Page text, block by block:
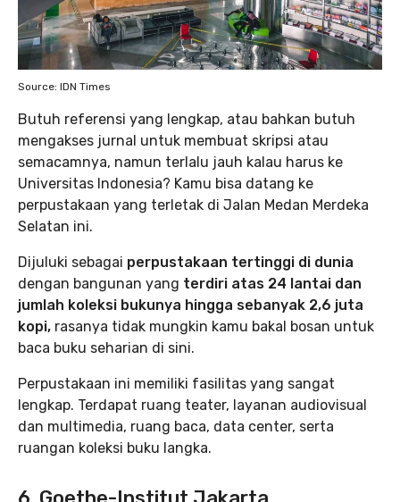
Source: IDN Times
Butuh referensi yang lengkap, atau bahkan butuh
mengakses jurnal untuk membuat skripsi atau
semacamnya, namun terlalu jauh kalau harus ke
Universitas Indonesia? Kamu bisa datang ke
perpustakaan yang terletak di Jalan Medan Merdeka
Selatan ini.
Dijuluki sebagai perpustakaan tertinggi di dunia
dengan bangunan yang terdiri atas 24 lantai dan
jumlah koleksi bukunya hingga sebanyak 2,6 juta
kopi, rasanya tidak mungkin kamu bakal bosan untuk
baca buku seharian di sini.
Perpustakaan ini memiliki fasilitas yang sangat
lengkap. Terdapat ruang teater, layanan audiovisual
dan multimedia, ruang baca, data center, serta
ruangan koleksi buku langka.